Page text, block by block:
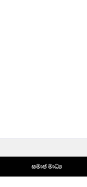
සමාජ මාධ්‍ය